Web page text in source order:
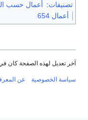
تصنيفات: أعمال حسب
أعمال 654
آخر تعديل لهذه الصفحة كان في 15:03, 15 نوفمبر
سياسة الخصوصية عن